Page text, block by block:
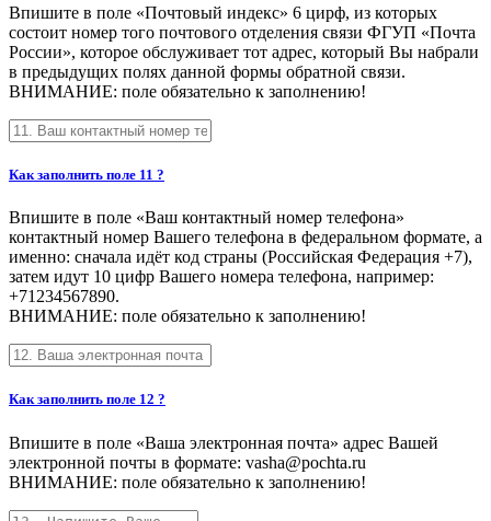
Впишите в поле «Почтовый индекс» 6 цирф, из которых
состоит номер того почтового отделения связи ФГУП «Почта
России», которое обслуживает тот адрес, который Вы набрали
в предыдущих полях данной формы обратной связи.
ВНИМАНИЕ: поле обязательно к заполнению!
Как заполнить поле 11 ?
Впишите в поле «Ваш контактный номер телефона»
контактный номер Вашего телефона в федеральном формате, а
именно: сначала идёт код страны (Российская Федерация +7),
затем идут 10 цифр Вашего номера телефона, например:
+71234567890.
ВНИМАНИЕ: поле обязательно к заполнению!
Как заполнить поле 12 ?
Впишите в поле «Ваша электронная почта» адрес Вашей
электронной почты в формате: vasha@pochta.ru
ВНИМАНИЕ: поле обязательно к заполнению!